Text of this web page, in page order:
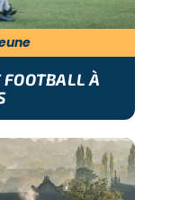
FOOTBALL À